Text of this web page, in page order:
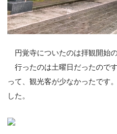
円覚寺についたのは拝観開始の
行ったのは土曜日だったので
って、観光客が少なかったです
した。